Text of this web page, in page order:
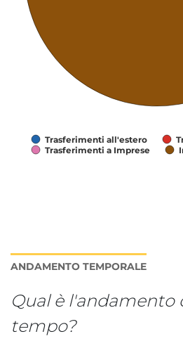
Trasferimenti all'estero
Trasferimenti a Imprese
ANDAMENTO TEMPORALE
Qual è l'andamento
tempo?